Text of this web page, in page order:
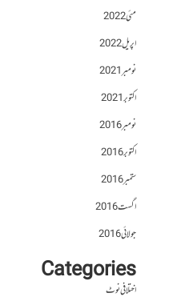
مئی 2022
اپریل 2022
نومبر 2021
اکتوبر 2021
نومبر 2016
اکتوبر 2016
ستمبر 2016
اگست 2016
جولائی 2016
Categories
اختلافی نوٹ